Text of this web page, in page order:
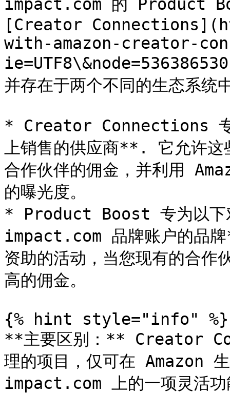
impact.com 的 Product
[Creator
with-amazon-creator-
并存在于两个不同的生态系统
* Creator Connections 专
上销售的供应商**. 它允许
合作伙伴的佣金，并利用
的曝光度。
* Product Boost 专为以下
impact.com 品牌账户的品
资助的活动，当您现有的合作
高的佣金。
{% hint style="info" %}
**主要区别：** Creator
理的项目，仅可在 Amazon
impact.com 上的一项灵活功